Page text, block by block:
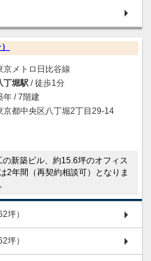
京メトロ日比谷線
丁堀駅 / 徒歩1分
年 / 7階建
京都中央区八丁堀2丁目29-14
新築ビル、約15.6坪のオフィス
2年間（再契約相談可）となりま
坪）
坪）